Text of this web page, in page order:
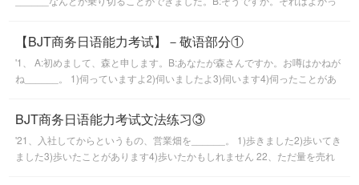
【BJT商务日语能力考试】－敬语部分①
'1、 A:初めまして、森と申します。B:あなたが森さんですか。お噂はかねが
ね______。 1)伺っていますよ2)伺いましたよ3)伺います4)伺ったことがあ
BJT商务日语能力考试文法练习③
'21、入社してからというもの、営業畑を______。 1)歩きました2)歩いてき
ました3)歩いたことがあります4)歩いたかもしれません 22、ただ量を売れ